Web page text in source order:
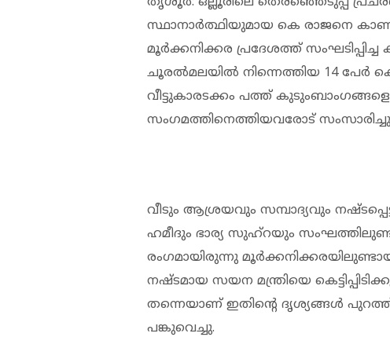
സ്ഥാനാര്‍ത്ഥിയുമായ കെ രാജനെ
മൂര്‍ക്കനിക്കര പ്രദേശത്ത്
ചൂരല്‍മലയില്‍ നിന്നെത്തിയ 14 പേര്‍
വീട്ടുകാരടക്കം പത്ത്
സംഗമത്തിനെത്തിയവരോട്
വീടും ആശ്രയവും സമ്പാദ്യവും
ഹമീദും ഭാര്യ സുഹ്റയും
രംഗമായിരുന്നു
നഷ്ടമായ സയന മന്ത്രിയെ
തന്നെയാണ് ഇതിന്റെ ദൃശ്യങ്ങള്‍ പുറത്ത്
പങ്കുവെച്ചു.